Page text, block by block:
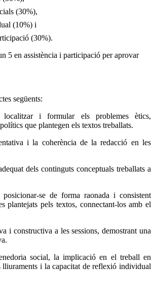
(30%),
(10%) i
(30%).
5 en assistència i participació per aprovar
següents:
i formular els problemes ètics,
que plantegen els textos treballats.
i la coherència de la redacció en les
dels continguts conceptuals treballats a
se de forma raonada i consistent
plantejats pels textos, connectant-los amb el
i constructiva a les sessions, demostrant una
social, la implicació en el treball en
lliuraments i la capacitat de reflexió individual